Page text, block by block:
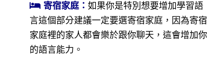
寄宿家庭： 如果你是特別想要增加學習語
言這個部分建議一定要選寄宿家庭，因為寄宿
家庭裡的家人都會樂於跟你聊天，這會增加你
的語言能力。